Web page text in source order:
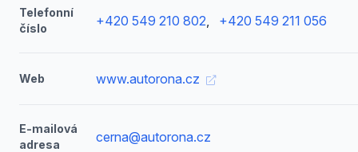
Telefonní
číslo
+420 549 210 802, +420 549 211 056
Web www.autorona.cz
E-mailová
adresa
cerna@autorona.cz